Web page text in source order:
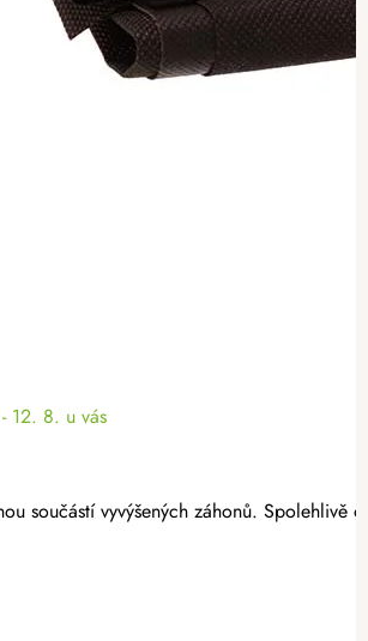
12. 8. u vás
součástí vyvýšených záhonů.